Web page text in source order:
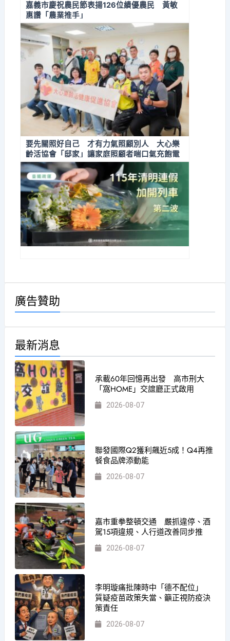
嘉義市慶祝農民節表揚126位績優農民 黃敏
惠讚「農業推手」
要先關照好自己 才有力氣照顧別人 大心樂
齡活協會「邸家」讓家庭照顧者喘口氣充飽電
廣告贊助
最新消息
承載60年回憶再出發 高市刑大
「窩HOME」交誼廳正式啟用
2026-08-07
聯發國際Q2獲利飆近5成！Q4再推
餐食品牌添動能
2026-08-07
嘉市重拳整頓交通 嚴抓違停、酒
駕15項違規、人行道改善同步推
2026-08-07
李明璇痛批陳時中「德不配位」
質疑疫苗政策失當、籲正視防疫決
策責任
2026-08-07